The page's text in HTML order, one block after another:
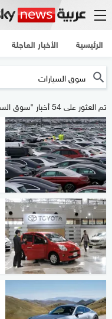
الرئيسية الأخبار العاجلة
تم العثور على 54 أخبار "سوق السيارات"